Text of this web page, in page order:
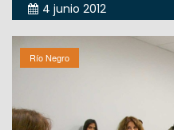
4 junio 2012
Río Negro